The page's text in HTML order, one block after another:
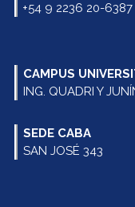
+54 9 2236 20-6387
CAMPUS
ING. QUADRI Y
SEDE CABA
SAN JOSÉ 343